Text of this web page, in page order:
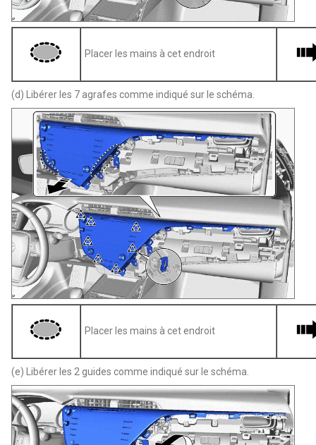
Placer les mains à cet endroit
(d) Libérer les 7 agrafes comme indiqué sur le schéma.
Placer les mains à cet endroit
(e) Libérer les 2 guides comme indiqué sur le schéma.